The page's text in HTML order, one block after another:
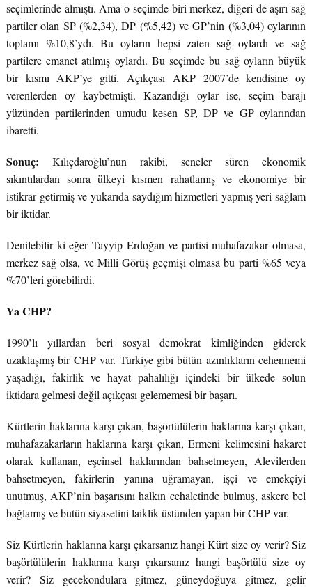
seçimlerinde almıştı. Ama o seçimde biri merkez, diğeri de aşırı sağ
partiler olan SP (%2,34), DP (%5,42) ve GP’nin (%3,04) oylarının
toplamı %10,8’ydı. Bu oyların hepsi zaten sağ oylardı ve sağ
partilere emanet atılmış oylardı. Bu seçimde bu sağ oyların büyük
bir kısmı AKP’ye gitti. Açıkçası AKP 2007’de kendisine oy
verenlerden oy kaybetmişti. Kazandığı oylar ise, seçim barajı
yüzünden partilerinden umudu kesen SP, DP ve GP oylarından
ibaretti.
Sonuç: Kılıçdaroğlu’nun rakibi, seneler süren ekonomik
sıkıntılardan sonra ülkeyi kısmen rahatlamış ve ekonomiye bir
istikrar getirmiş ve yukarıda saydığım hizmetleri yapmış yeri sağlam
bir iktidar.
Denilebilir ki eğer Tayyip Erdoğan ve partisi muhafazakar olmasa,
merkez sağ olsa, ve Milli Görüş geçmişi olmasa bu parti %65 veya
%70’leri görebilirdi.
Ya CHP?
1990’lı yıllardan beri sosyal demokrat kimliğinden giderek
uzaklaşmış bir CHP var. Türkiye gibi bütün azınlıkların cehennemi
yaşadığı, fakirlik ve hayat pahalılığı içindeki bir ülkede solun
iktidara gelmesi değil açıkçası gelememesi bir başarı.
Kürtlerin haklarına karşı çıkan, başörtülülerin haklarına karşı çıkan,
muhafazakarların haklarına karşı çıkan, Ermeni kelimesini hakaret
olarak kullanan, eşcinsel haklarından bahsetmeyen, Alevilerden
bahsetmeyen, fakirlerin yanına uğramayan, işçi ve emekçiyi
unutmuş, AKP’nin başarısını halkın cehaletinde bulmuş, askere bel
bağlamış ve bütün siyasetini laiklik üstünden yapan bir CHP var.
Siz Kürtlerin haklarına karşı çıkarsanız hangi Kürt size oy verir? Siz
başörtülülerin haklarına karşı çıkarsanız hangi başörtülü size oy
verir? Siz gecekondulara gitmez, güneydoğuya gitmez, gelir